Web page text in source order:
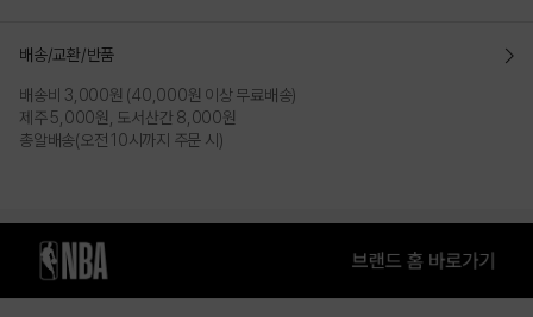
유지시켜주는 레트로 클래식 핏
- 후면 플라스틱 스냅으로 사이즈를 조절하여 두상에 맞게 사이즈 조절
가능
- 둘레:59 / 높이:17.3 / 챙길이:7
COLOR
배송/교환/반품
배송비 3,000원 (40,000원 이상 무료배송)
제주 5,000원, 도서산간 8,000원
총알배송(오전 10시까지 주문 시)